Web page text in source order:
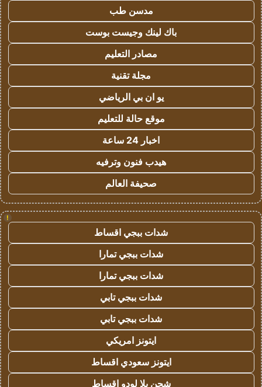
مدسن طب
باك لينك وجيست بوست
مصادر التعليم
مجلة تقنية
يو ان بي الرياضي
موقع حالة للتعليم
اخبار 24 ساعة
هيدب فنون وترفيه
صحيفة العالم
!
شدات ببجي اقساط
شدات ببجي تمارا
شدات ببجي تمارا
شدات ببجي تابي
شدات ببجي تابي
ايتونز امريكي
ايتونز سعودي اقساط
شحن يلا لودو اقساط